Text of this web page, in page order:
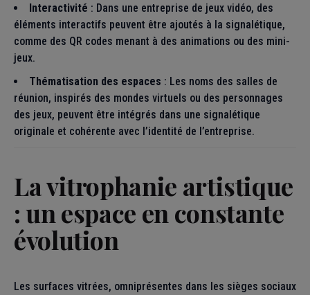
Interactivité : Dans une entreprise de jeux vidéo, des
éléments interactifs peuvent être ajoutés à la signalétique,
comme des QR codes menant à des animations ou des mini-
jeux.
Thématisation des espaces : Les noms des salles de
réunion, inspirés des mondes virtuels ou des personnages
des jeux, peuvent être intégrés dans une signalétique
originale et cohérente avec l’identité de l’entreprise.
La vitrophanie artistique
: un espace en constante
évolution
Les surfaces vitrées, omniprésentes dans les sièges sociaux